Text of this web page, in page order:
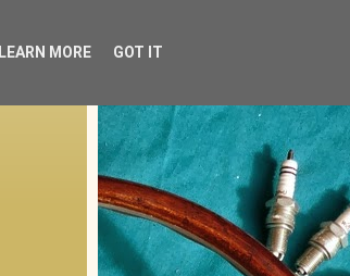
LEARN MORE GOT IT